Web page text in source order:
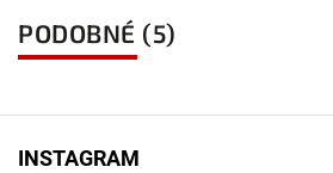
PODOBNÉ (5)
INSTAGRAM